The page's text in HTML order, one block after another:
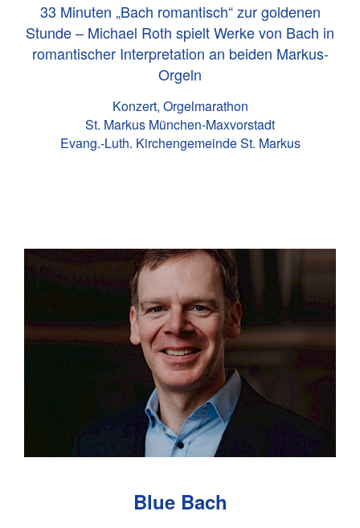
33 Minuten „Bach romantisch“ zur goldenen
Stunde – Michael Roth spielt Werke von Bach in
romantischer Interpretation an beiden Markus-
Orgeln
Konzert, Orgelmarathon
St. Markus München-Maxvorstadt
Evang.-Luth. Kirchengemeinde St. Markus
Blue Bach